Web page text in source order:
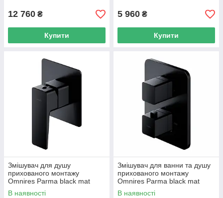
12 760 ₴
Купити
5 960 ₴
Купити
Змішувач для душу
прихованого монтажу
Omnires Parma black mat
(PM7445BL)
В наявності
Змішувач для ванни та душу
прихованого монтажу
Omnires Parma black mat
(PM7436BL)
В наявності